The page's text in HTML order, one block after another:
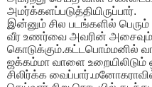
அமர்க்களப்படுத்தியிருப்பார்.
இன்னும் சில படங்களில்
வீர உணர்வை அவரின் அசைவும்,
கொடுக்கும்.கட்டபொம்மனில்
ஜக்கம்மா வாளை உறையிலிடும்
சிலிர்க்க